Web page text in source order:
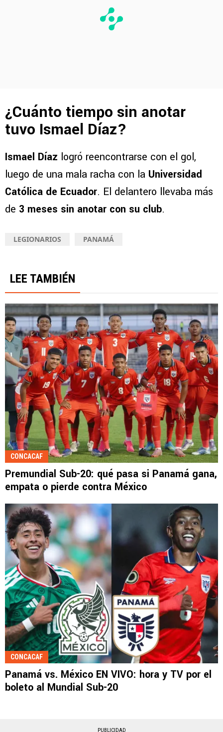
¿Cuánto tiempo sin anotar
tuvo Ismael Díaz?
Ismael Díaz logró reencontrarse con el gol,
luego de una mala racha con la Universidad
Católica de Ecuador. El delantero llevaba más
de 3 meses sin anotar con su club.
LEGIONARIOS PANAMÁ
LEE TAMBIÉN
CONCACAF
Premundial Sub-20: qué pasa si Panamá gana,
empata o pierde contra México
CONCACAF
Panamá vs. México EN VIVO: hora y TV por el
boleto al Mundial Sub-20
PUBLICIDAD